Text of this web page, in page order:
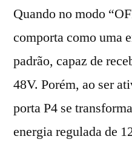
Quando no modo
comporta como uma
padrão, capaz de
48V. Porém, ao ser
porta P4 se
energia regulada de